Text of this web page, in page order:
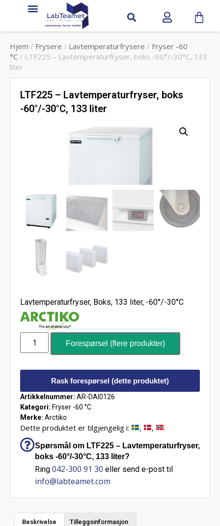
Hjem / Frysere / Lavtemperaturfrysere / Fryser -60
°C / LTF225 – Lavtemperaturfryser, boks -60°/-30°C, 133
liter
LTF225 – Lavtemperaturfryser, boks
-60°/-30°C, 133 liter
Lavtemperaturfryser, Boks, 133 liter, -60°/-30°C
Forespørsel (flere produkter)
Rask forespørsel (dette produktet)
Artikkelnummer: AR-DAI0126
Kategori: Fryser -60 °C
Merke: Arctiko
Dette produktet er tilgjengelig i: , , .
Spørsmål om LTF225 – Lavtemperaturfryser,
boks -60°/-30°C, 133 liter?
Ring 042-300 91 30 eller send e-post til
info@labteamet.com
Beskrivelse Tilleggsinformasjon